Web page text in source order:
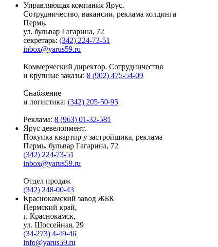
Управляющая компания Ярус.
Сотрудничество, вакансии, реклама холдинга
Пермь,
ул. бульвар Гагарина, 72
секретарь: (342) 224-73-51
inbox@yarus59.ru
Коммерческий директор. Сотрудничество
и крупные заказы: 8 (902) 475-54-09
Снабжение
и логистика: (342) 205-50-95
Реклама: 8 (963) 01-32-581
Ярус девелопмент.
Покупка квартир у застройщика, реклама
Пермь, бульвар Гагарина, 72
(342) 224-73-51
inbox@yarus59.ru
Отдел продаж
(342) 248-00-43
Краснокамский завод ЖБК
Пермский край,
г. Краснокамск,
ул. Шоссейная, 29
(34-273) 4-49-46
info@yarus59.ru